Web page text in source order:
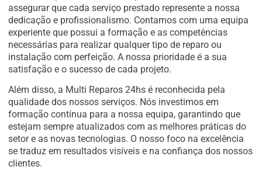
assegurar que cada serviço prestado represente a nossa
dedicação e profissionalismo. Contamos com uma equipa
experiente que possui a formação e as competências
necessárias para realizar qualquer tipo de reparo ou
instalação com perfeição. A nossa prioridade é a sua
satisfação e o sucesso de cada projeto.
Além disso, a Multi Reparos 24hs é reconhecida pela
qualidade dos nossos serviços. Nós investimos em
formação contínua para a nossa equipa, garantindo que
estejam sempre atualizados com as melhores práticas do
setor e as novas tecnologias. O nosso foco na excelência
se traduz em resultados visíveis e na confiança dos nossos
clientes.